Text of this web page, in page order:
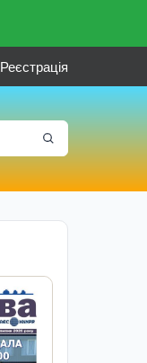
Реєстрація